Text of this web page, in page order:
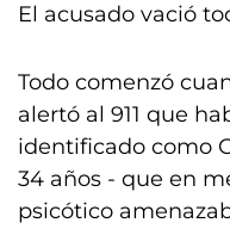
El acusado vació
Todo comenzó
alertó al 911 que
identificado como
34 años - que en
psicótico